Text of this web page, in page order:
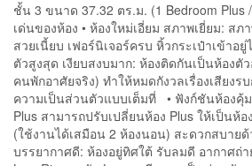
ชั้น 3 ขนาด 37.32 ตร.ม. (1 Bedroom
เด่นของห้อง • ห้องใหม่เอี่ยม สภาพเยี่ยม: ส
สวยเนี้ยบ เฟอร์นิเจอร์ครบ หิ้วกระเป๋าเข้า
ตัวสูงสุด เงียบสงบมาก: ห้องติดกันเป็นห้องตั
คนพักอาศัยจริง) ทำให้หมดกังวลเรื่องเสียงร
ความเป็นส่วนตัวแบบเต็มที่ • ฟังก์ชันห้องคุ้
Plus สามารถปรับเปลี่ยนห้อง Plus ให้เป็นห้
(ใช้งานได้เสมือน 2 ห้องนอน) สะดวกสบาย
บรรยากาศดี: ห้องอยู่ทิศใต้ รับลมดี อากาศถ่